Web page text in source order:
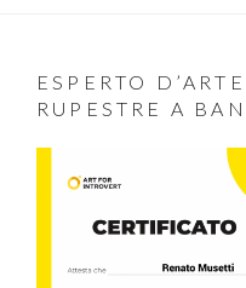
ESPERTO
RUPESTRE A